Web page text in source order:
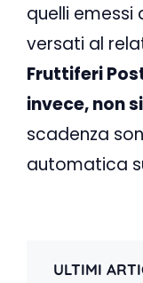
quelli
versati al
Fruttiferi
invece, non
scadenza
automatica
ULTIMI